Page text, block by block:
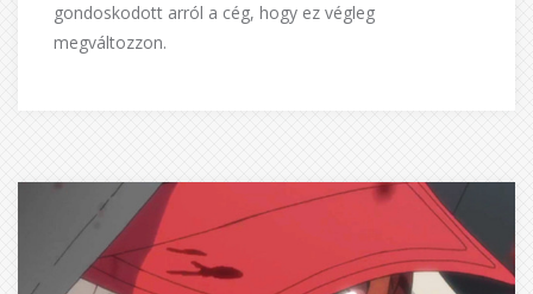
gondoskodott arról a cég, hogy ez végleg
megváltozzon.